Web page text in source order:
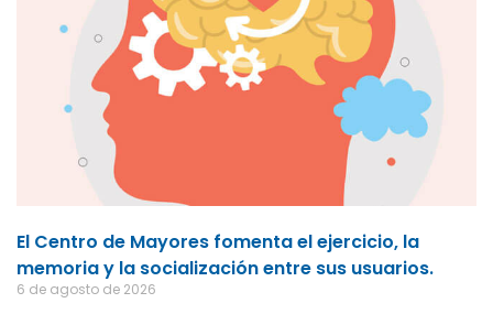
El Centro de Mayores fomenta el ejercicio, la
memoria y la socialización entre sus usuarios.
6 de agosto de 2026